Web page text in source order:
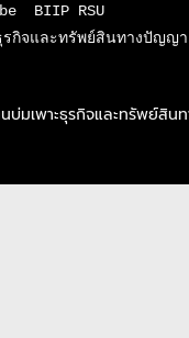
BIIP RSU
กิจและทรัพย์สินทางปัญญ
มเพาะธุรกิจและทรัพย์สิ